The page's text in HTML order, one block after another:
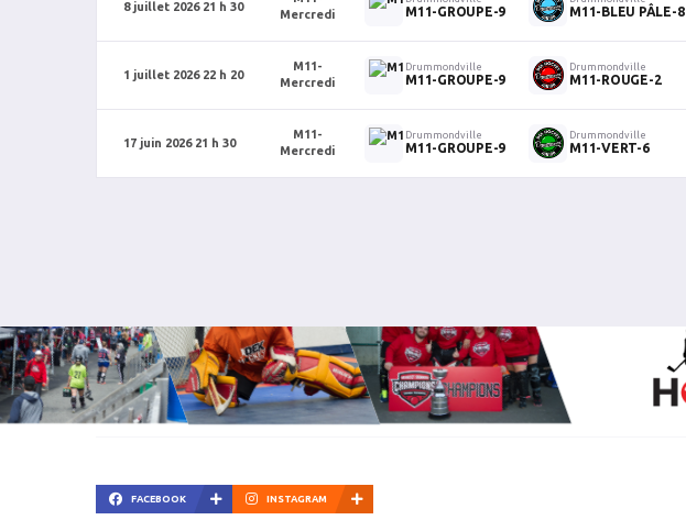
8 juillet 2026 21 h 30
Mercredi
M11-GROUPE-9 M11-BLEU PÂLE-8
1 juillet 2026 22 h 20
M11-
Mercredi
Drummondville
M11-GROUPE-9
Drummondville
M11-ROUGE-2
17 juin 2026 21 h 30
M11-
Mercredi
Drummondville
M11-GROUPE-9
Drummondville
M11-VERT-6
FACEBOOK INSTAGRAM